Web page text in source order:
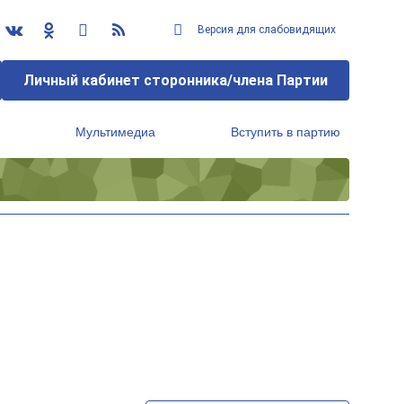
Версия для слабовидящих
Личный кабинет сторонника/члена Партии
Мультимедиа Вступить в партию